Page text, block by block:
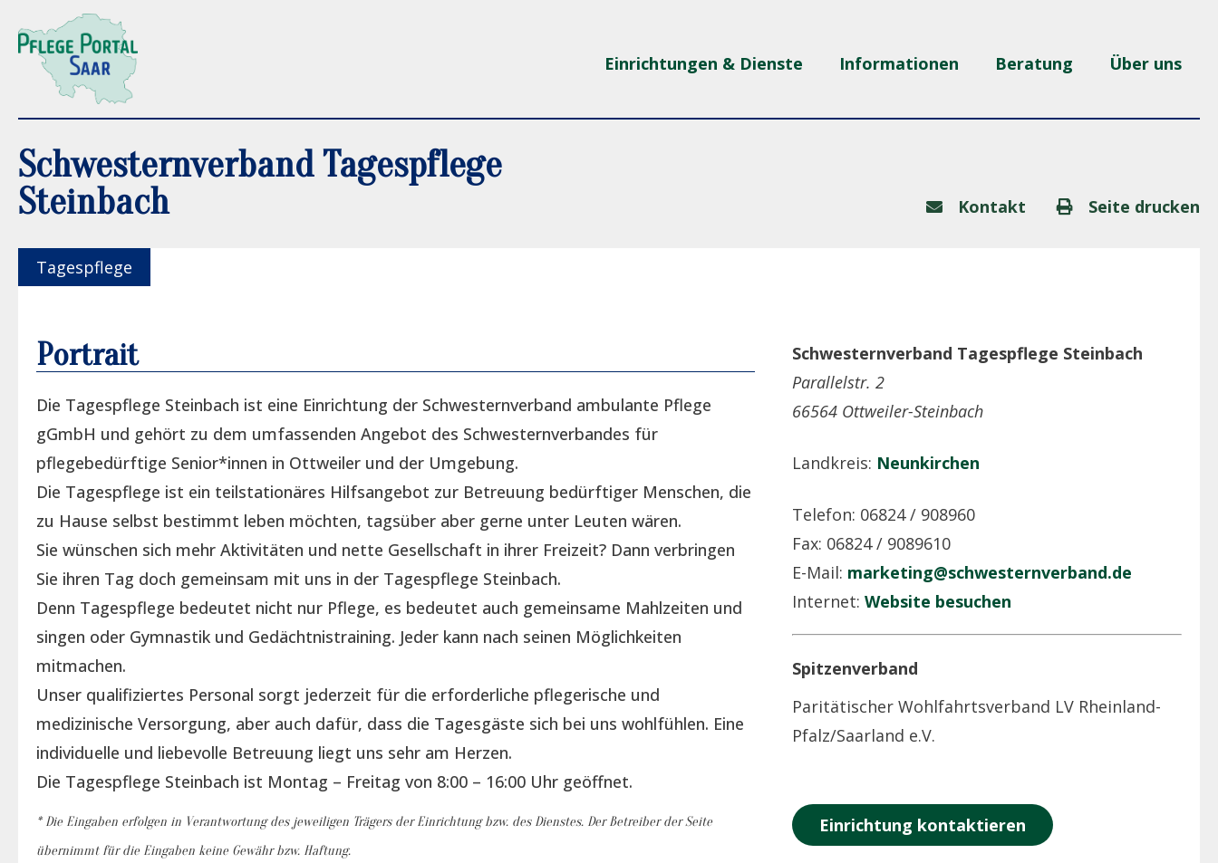
Einrichtungen & Dienste Informationen Beratung Über uns
Schwesternverband Tagespflege
Steinbach
Kontakt Seite drucken
Tagespflege
Portrait
Die Tagespflege Steinbach ist eine Einrichtung der Schwesternverband ambulante Pflege
gGmbH und gehört zu dem umfassenden Angebot des Schwesternverbandes für
pflegebedürftige Senior*innen in Ottweiler und der Umgebung.
Die Tagespflege ist ein teilstationäres Hilfsangebot zur Betreuung bedürftiger Menschen, die
zu Hause selbst bestimmt leben möchten, tagsüber aber gerne unter Leuten wären.
Sie wünschen sich mehr Aktivitäten und nette Gesellschaft in ihrer Freizeit? Dann verbringen
Sie ihren Tag doch gemeinsam mit uns in der Tagespflege Steinbach.
Denn Tagespflege bedeutet nicht nur Pflege, es bedeutet auch gemeinsame Mahlzeiten und
singen oder Gymnastik und Gedächtnistraining. Jeder kann nach seinen Möglichkeiten
mitmachen.
Unser qualifiziertes Personal sorgt jederzeit für die erforderliche pflegerische und
medizinische Versorgung, aber auch dafür, dass die Tagesgäste sich bei uns wohlfühlen. Eine
individuelle und liebevolle Betreuung liegt uns sehr am Herzen.
Die Tagespflege Steinbach ist Montag – Freitag von 8:00 – 16:00 Uhr geöffnet.
* Die Eingaben erfolgen in Verantwortung des jeweiligen Trägers der Einrichtung bzw. des Dienstes. Der Betreiber der Seite
übernimmt für die Eingaben keine Gewähr bzw. Haftung.
Schwesternverband Tagespflege Steinbach
Parallelstr. 2
66564 Ottweiler-Steinbach
Landkreis: Neunkirchen
Telefon: 06824 / 908960
Fax: 06824 / 9089610
E-Mail: marketing@schwesternverband.de
Internet:Website besuchen
Spitzenverband
Paritätischer Wohlfahrtsverband LV Rheinland-
Pfalz/Saarland e.V.
Einrichtung kontaktieren